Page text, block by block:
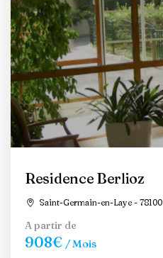
Residence Berlioz
Saint-Germain-en-Laye - 78100
A partir de
908€ / Mois